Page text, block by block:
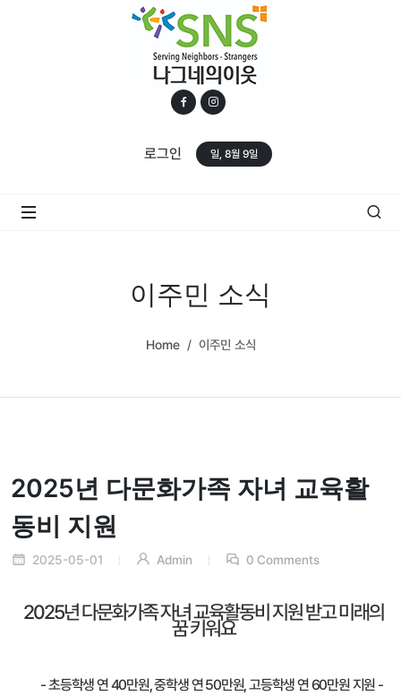
로그인 일, 8월 9일
이주민 소식
Home 이주민 소식
2025년 다문화가족 자녀 교육활
동비 지원
2025-05-01 Admin 0 Comments
2025년 다문화가족 자녀 교육활동비 지원 받고 미래의
꿈 키워요
-초등학생 연40만원,중학생 연50만원,고등학생 연60만원 지원 -